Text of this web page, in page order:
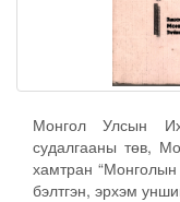
Монгол Улсын
судалгааны төв,
хамтран “Монголын
бэлтгэн, эрхэм